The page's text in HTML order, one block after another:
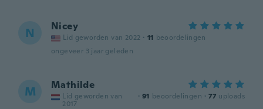
N Nicey
Lid geworden van 2022 · 11 beoordelingen
ongeveer 3 jaar geleden
M Mathilde
Lid geworden van
2017
· 91 beoordelingen · 77 uploads